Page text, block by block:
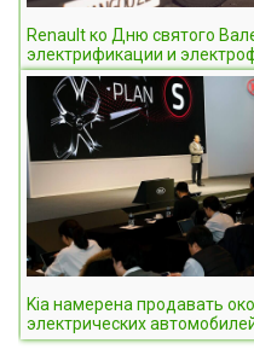
Renault ко Дню святого
электрификации и
Kia намерена продавать
электрических